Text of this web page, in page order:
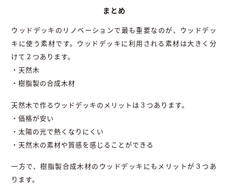
まとめ
ウッドデッキのリノベーションで最も重要なのが、ウッドデッ
キに使う素材です。ウッドデッキに利用される素材は大きく分
けて２つあります。
・天然木
・樹脂製の合成木材
天然木で作るウッドデッキのメリットは３つあります。
・価格が安い
・太陽の光で熱くなりにくい
・天然木の素材や質感を感じることができる
一方で、樹脂製合成木材のウッドデッキにもメリットが３つあ
ります。